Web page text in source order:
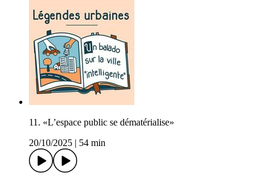
11. «L’espace public se dématérialise»
20/10/2025
54 min